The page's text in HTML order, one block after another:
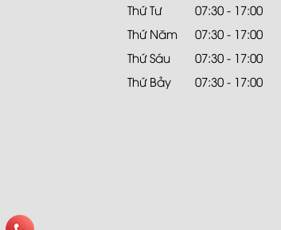
Thứ Tư
07:30 - 17:00
Thứ Năm
07:30 - 17:00
Thứ Sáu
07:30 - 17:00
Thứ Bảy
07:30 - 17:00